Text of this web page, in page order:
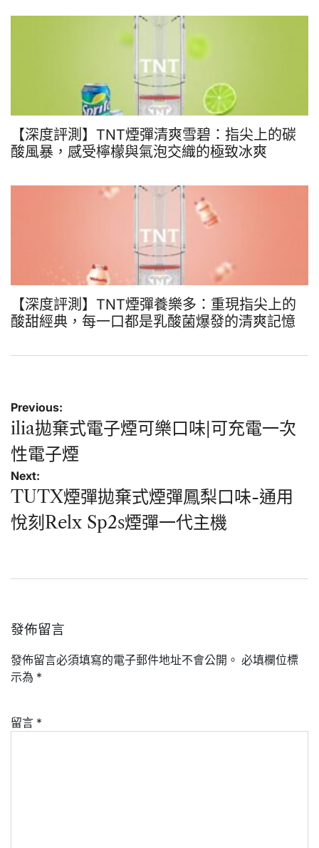
【深度評測】TNT煙彈清爽雪碧：指尖上的碳
酸風暴，感受檸檬與氣泡交織的極致冰爽
【深度評測】TNT煙彈養樂多：重現指尖上的
酸甜經典，每一口都是乳酸菌爆發的清爽記憶
文
章
導
覽
Previous:
ilia拋棄式電子煙可樂口味|可充電一次
性電子煙
Next:
TUTX煙彈拋棄式煙彈鳳梨口味-通用
悅刻Relx Sp2s煙彈一代主機
發佈留言
發佈留言必須填寫的電子郵件地址不會公開。 必填欄位標
示為 *
留言 *